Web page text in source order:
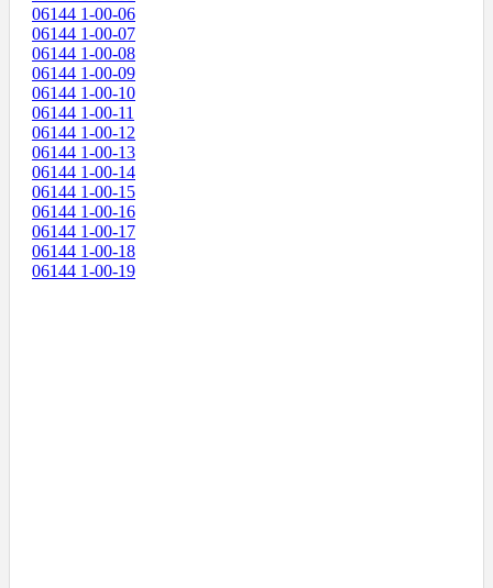
06144 1-00-06
06144 1-00-07
06144 1-00-08
06144 1-00-09
06144 1-00-10
06144 1-00-11
06144 1-00-12
06144 1-00-13
06144 1-00-14
06144 1-00-15
06144 1-00-16
06144 1-00-17
06144 1-00-18
06144 1-00-19